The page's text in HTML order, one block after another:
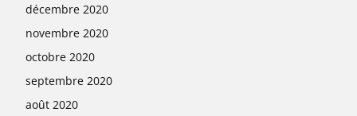
décembre 2020
novembre 2020
octobre 2020
septembre 2020
août 2020